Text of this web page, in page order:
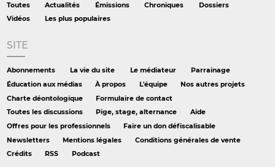
Toutes Actualités Émissions Chroniques
Dossiers
Vidéos
Les plus populaires
SITE
Abonnements La vie du site Le médiateur
Parrainage
Éducation aux médias
À propos L'équipe
Nos autres projets
Charte déontologique
Formulaire de contact
Toutes les discussions
Pige, stage, alternance
Aide
Offres pour les professionnels
Faire un don défiscalisable
Newsletters
Mentions légales
Conditions générales de vente
Crédits
RSS Podcast